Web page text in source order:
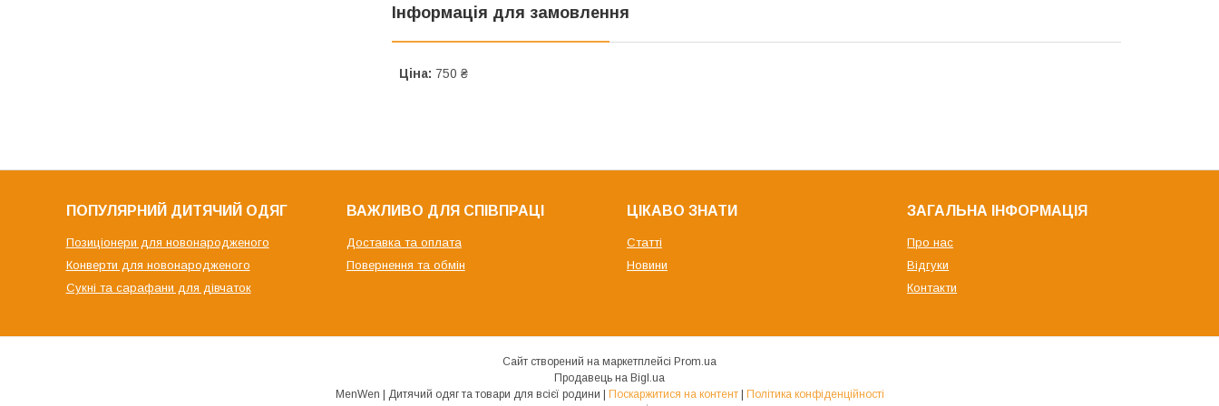
Інформація для замовлення
Ціна: 750 ₴
ПОПУЛЯРНИЙ ДИТЯЧИЙ ОДЯГ
Позиціонери для новонародженого
Конверти для новонародженого
Сукні та сарафани для дівчаток
ВАЖЛИВО ДЛЯ СПІВПРАЦІ
Доставка та оплата
Повернення та обмін
ЦІКАВО ЗНАТИ
Статті
Новини
ЗАГАЛЬНА ІНФОРМАЦІЯ
Про нас
Відгуки
Контакти
Сайт створений на маркетплейсі Prom.ua
Продавець на Bigl.ua
MenWen | Дитячий одяг та товари для всієї родини | Поскаржитися на контент | Політика конфіденційності